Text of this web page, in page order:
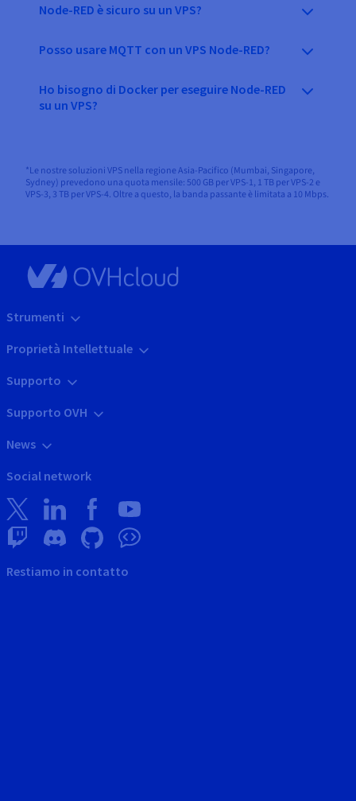
Node-RED è sicuro su un VPS?
Posso usare MQTT con un VPS Node-RED?
Ho bisogno di Docker per eseguire Node-RED
su un VPS?
*Le nostre soluzioni VPS nella regione Asia-Pacifico (Mumbai, Singapore,
Sydney) prevedono una quota mensile: 500 GB per VPS-1, 1 TB per VPS-2 e
VPS-3, 3 TB per VPS-4. Oltre a questo, la banda passante è limitata a 10 Mbps.
Strumenti
Proprietà Intellettuale
Supporto
Supporto OVH
News
Social network
Restiamo in contatto